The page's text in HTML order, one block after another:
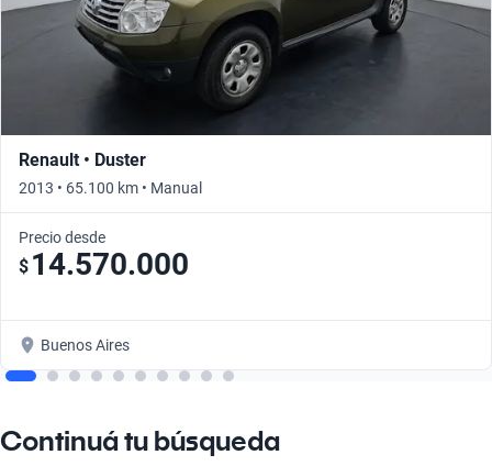
Renault • Duster
2013 • 65.100 km • Manual
Precio desde
$ 14.570.000
Buenos Aires
Continuá tu búsqueda